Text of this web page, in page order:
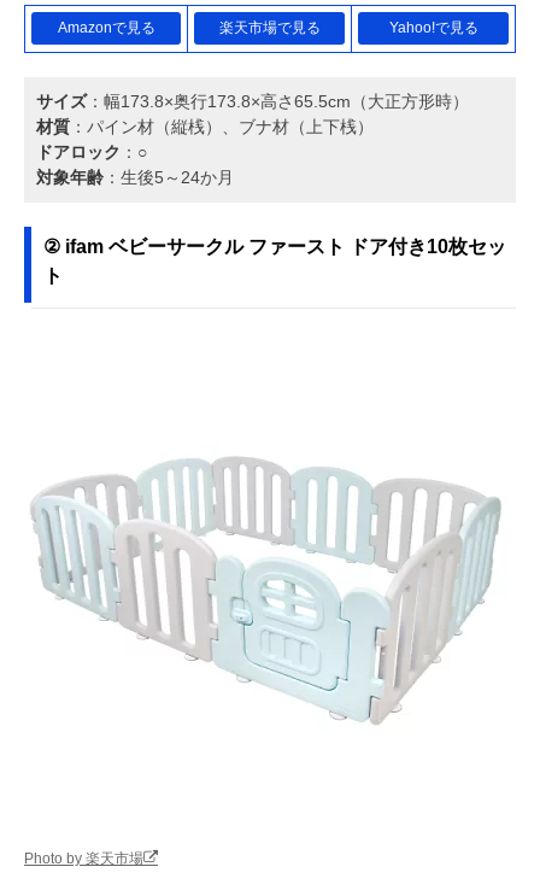
Amazonで見る 楽天市場で見る Yahoo!で見る
サイズ：幅173.8×奥行173.8×高さ65.5cm（大正方形時）
材質 ：パイン材（縦桟）、ブナ材（上下桟）
ドアロック ：○
対象年齢 ：生後5～24か月
② ifam ベビーサークル ファースト ドア付き10枚セッ
ト
Photo by 楽天市場